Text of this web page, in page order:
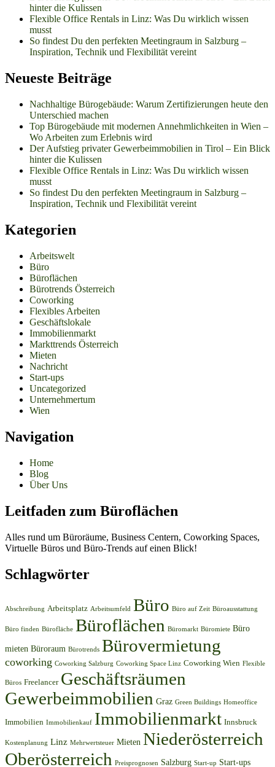
hinter die Kulissen
Flexible Office Rentals in Linz: Was Du wirklich wissen
musst
So findest Du den perfekten Meetingraum in Salzburg –
Inspiration, Technik und Flexibilität vereint
Neueste Beiträge
Nachhaltige Bürogebäude: Warum Zertifizierungen heute den
Unterschied machen
Top Bürogebäude mit modernen Annehmlichkeiten in Wien –
Wo Arbeiten zum Erlebnis wird
Der Aufstieg privater Gewerbeimmobilien in Tirol – Ein Blick
hinter die Kulissen
Flexible Office Rentals in Linz: Was Du wirklich wissen
musst
So findest Du den perfekten Meetingraum in Salzburg –
Inspiration, Technik und Flexibilität vereint
Kategorien
Arbeitswelt
Büro
Büroflächen
Bürotrends Österreich
Coworking
Flexibles Arbeiten
Geschäftslokale
Immobilienmarkt
Markttrends Österreich
Mieten
Nachricht
Start-ups
Uncategorized
Unternehmertum
Wien
Navigation
Home
Blog
Über Uns
Leitfaden zum Büroflächen
Alles rund um Büroräume, Business Centern, Coworking Spaces,
Virtuelle Büros und Büro-Trends auf einen Blick!
Schlagwörter
Abschreibung Arbeitsplatz Arbeitsumfeld Büro Büro auf Zeit Büroausstattung
Büro finden Bürofläche Büroflächen Büromarkt Büromiete Büro
mieten Büroraum Bürotrends Bürovermietung
coworking Coworking Salzburg Coworking Space Linz Coworking Wien Flexible
Büros Freelancer Geschäftsräumen
Gewerbeimmobilien Graz Green Buildings Homeoffice
Immobilien Immobilienkauf Immobilienmarkt Innsbruck
Kostenplanung Linz Mehrwertsteuer Mieten Niederösterreich
Oberösterreich Preisprognosen Salzburg Start-up Start-ups